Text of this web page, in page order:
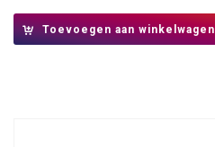
Toevoegen aan winkelwagen